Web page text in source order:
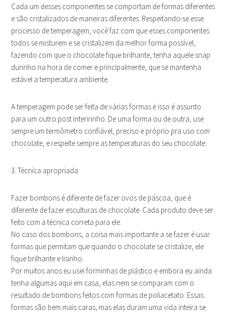
Cada um desses componentes se comportam de formas diferentes
e são cristalizados de maneiras diferentes. Respeitando-se esse
processo de temperagem, você faz com que esses componentes
todos se misturem e se cristalizem da melhor forma possível,
fazendo com que o chocolate fique brilhante, tenha aquele snap
durinho na hora de comer e principalmente, que se mantenha
estável a temperatura ambiente.
A temperagem pode ser feita de várias formas e isso é assunto
para um outro post interirinho. De uma forma ou de outra, use
sempre um termômetro confiável, preciso e próprio pra uso com
chocolate, e respeite sempre as temperaturas do seu chocolate.
3. Técnica apropriada
Fazer bombons é diferente de fazer ovos de páscoa, que é
diferente de fazer esculturas de chocolate. Cada produto deve ser
feito com a técnica correta para ele.
No caso dos bombons, a coisa mais importante a se fazer é usar
formas que permitam que quando o chocolate se cristalize, ele
fique brilhante e lisinho.
Por muitos anos eu usei forminhas de plástico e embora eu ainda
tenha algumas aqui em casa, elas nem se comparam com o
resultado de bombons feitos com formas de poliacetato. Essas
formas são bem mais caras, mas elas duram uma vida inteira se